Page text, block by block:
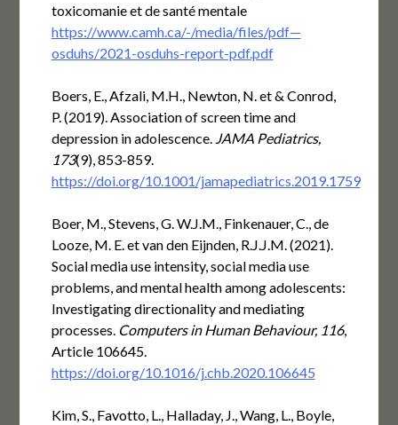
toxicomanie et de santé mentale
https://www.camh.ca/-/media/files/pdf—
osduhs/2021-osduhs-report-pdf.pdf
Boers, E., Afzali, M.H., Newton, N. et & Conrod,
P. (2019). Association of screen time and
depression in adolescence. JAMA Pediatrics,
173(9), 853-859.
https://doi.org/10.1001/jamapediatrics.2019.1759
Boer, M., Stevens, G. W.J.M., Finkenauer, C., de
Looze, M. E. et van den Eijnden, R.J.J.M. (2021).
Social media use intensity, social media use
problems, and mental health among adolescents:
Investigating directionality and mediating
processes. Computers in Human Behaviour, 116,
Article 106645.
https://doi.org/10.1016/j.chb.2020.106645
Kim, S., Favotto, L., Halladay, J., Wang, L., Boyle,